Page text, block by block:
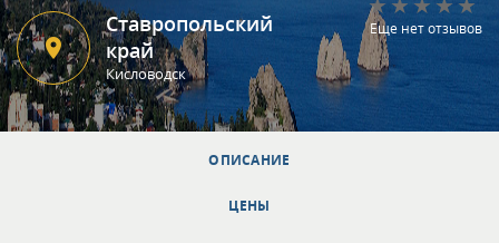
Ставропольский
край
Кисловодск
Еще нет отзывов
ОПИСАНИЕ
ЦЕНЫ